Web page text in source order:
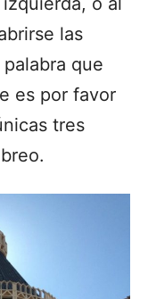
las
que
es por favor
tres